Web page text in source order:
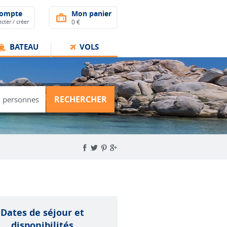
/ créer
Mon panier
0 €
BATEAU VOLS
RECHERCHER
Dates de séjour et